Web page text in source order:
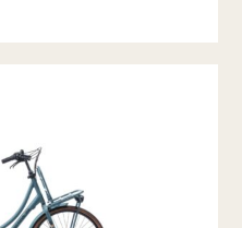
Deze
optie
kan
gekozen